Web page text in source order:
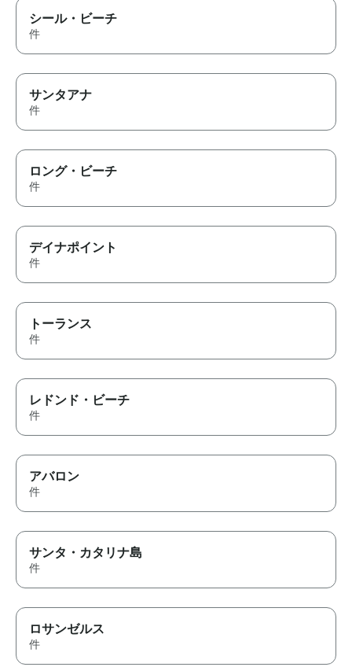
シール・ビーチ
件
サンタアナ
件
ロング・ビーチ
件
デイナポイント
件
トーランス
件
レドンド・ビーチ
件
アバロン
件
サンタ・カタリナ島
件
ロサンゼルス
件